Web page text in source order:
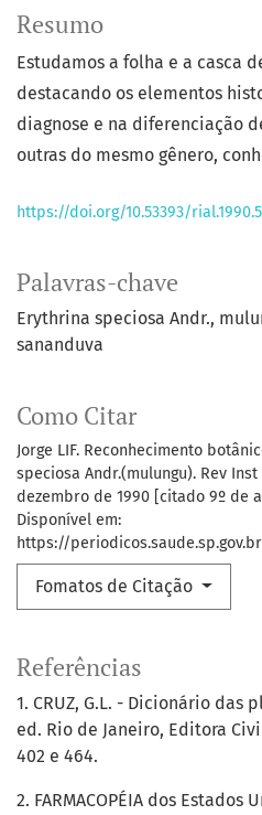
Palavras-chave
Erythrina speciosa Andr.
sananduva
Como Citar
Jorge LIF. Reconhecimento
speciosa Andr.(mulungu). Rev
dezembro de 1990 [citado 9º de
Disponível em:
https://
Fomatos de Citação
Resumo
Estudamos a folha e a casca
destacando os elementos
diagnose e na diferenciação
outras do mesmo gênero,
https://doi.org/10.53393/
Referências
1. CRUZ, G.L. - Dicionário das
ed. Rio de Janeiro, Editora
402 e 464.
2. FARMACOPÉIA dos Estados